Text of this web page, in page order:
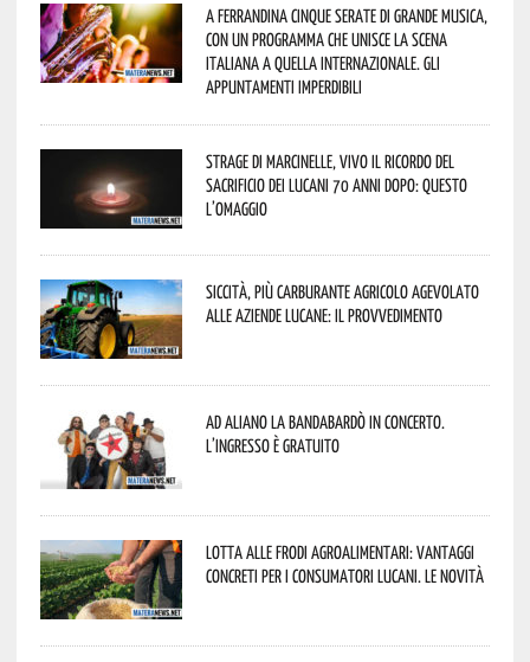
A Ferrandina cinque serate di grande musica,
con un programma che unisce la scena
italiana a quella internazionale. Gli
appuntamenti imperdibili
Strage di Marcinelle, vivo il ricordo del
sacrificio dei lucani 70 anni dopo: questo
l’omaggio
Siccità, più carburante agricolo agevolato
alle aziende lucane: il provvedimento
Ad Aliano la Bandabardò in concerto.
L’ingresso è gratuito
Lotta alle frodi agroalimentari: vantaggi
concreti per i consumatori lucani. Le novità